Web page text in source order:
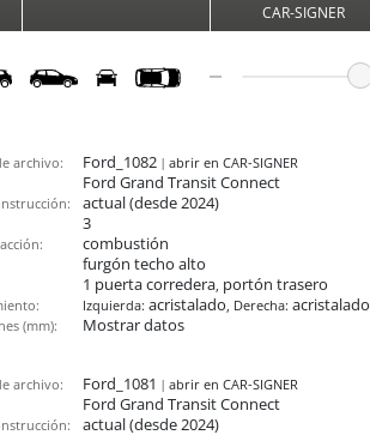
CAR-SIGNER
archivo: Ford_1082
abrir en CAR-SIGNER
Ford Grand Transit Connect
actual (desde 2024)
3
combustión
furgón techo alto
1 puerta corredera, portón trasero
Izquierda: acristalado, Derecha: acristalado
(mm): Mostrar datos
archivo: Ford_1081
abrir en CAR-SIGNER
Ford Grand Transit Connect
actual (desde 2024)